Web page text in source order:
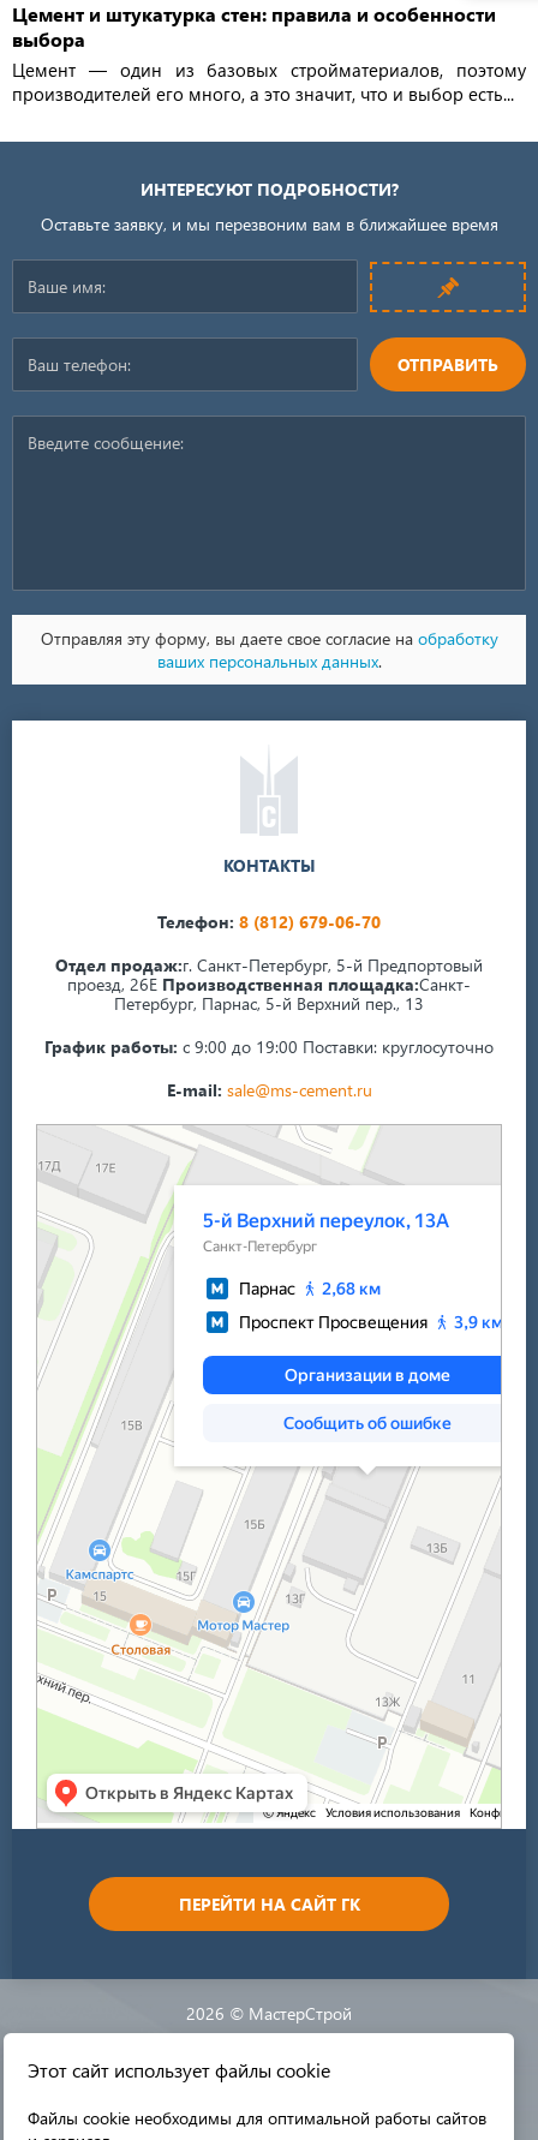
Цемент и штукатурка стен: правила и особенности
выбора
Цемент — один из базовых стройматериалов, поэтому
производителей его много, а это значит, что и выбор есть...
ИНТЕРЕСУЮТ ПОДРОБНОСТИ?
Оставьте заявку, и мы перезвоним вам в ближайшее время
ОТПРАВИТЬ
Отправляя эту форму, вы даете свое согласие на обработку
ваших персональных данных.
КОНТАКТЫ
Телефон: 8 (812) 679-06-70
Отдел продаж:г. Санкт-Петербург, 5-й Предпортовый
проезд, 26Е Производственная площадка:Санкт-
Петербург, Парнас, 5-й Верхний пер., 13
График работы: с 9:00 до 19:00 Поставки: круглосуточно
E-mail: sale@ms-cement.ru
Санкт‑Петербург
5-й Верхний переулок, 13А на карте Санкт‑Петербурга — Яндекс Карты
ПЕРЕЙТИ НА САЙТ ГК
2026 © МастерСтрой
Разработка сайта:
Этот сайт использует файлы cookie
Файлы cookie необходимы для оптимальной работы сайтов